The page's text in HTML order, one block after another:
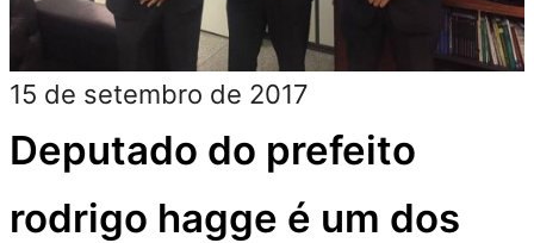
15 de setembro de 2017
Deputado do prefeito
rodrigo hagge é um dos